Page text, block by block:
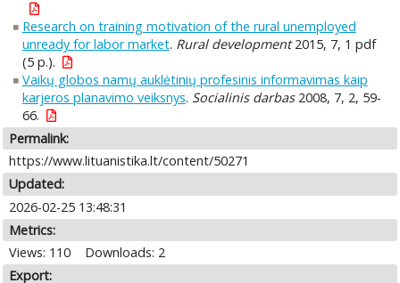
Research on training motivation of the rural unemployed
unready for labor market. Rural development2015, 7, 1 pdf
(5 p.).
Vaikų globos namų auklėtinių profesinis informavimas kaip
karjeros planavimo veiksnys. Socialinis darbas2008, 7, 2, 59-
66.
Permalink:
https://www.lituanistika.lt/content/50271
Updated:
2026-02-25 13:48:31
Metrics:
Views: 110
Downloads: 2
Export: